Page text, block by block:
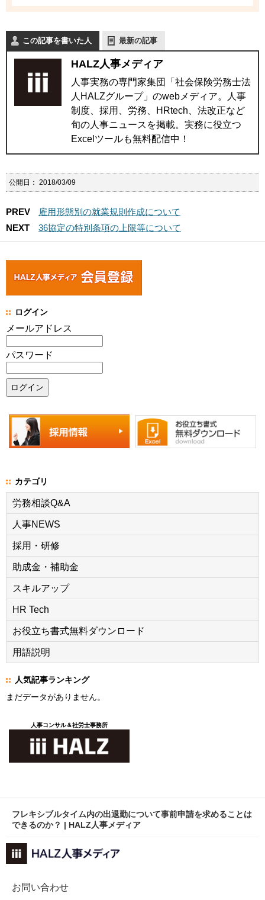
この記事を書いた人 最新の記事
HALZ人事メディア
人事実務の専門家集団「社会保険労務士法
人HALZグループ」のwebメディア。人事
制度、採用、労務、HRtech、法改正など
旬の人事ニュースを掲載。実務に役立つ
Excelツールも無料配信中！
公開日： 2018/03/09
PREV
雇用形態別の就業規則作成について
NEXT
36協定の特別条項の上限等について
ログイン
メールアドレス
パスワード
カテゴリ
労務相談Q&A
人事NEWS
採用・研修
助成金・補助金
スキルアップ
HR Tech
お役立ち書式無料ダウンロード
用語説明
人気記事ランキング
まだデータがありません。
人事コンサル＆社労士事務所
フレキシブルタイム内の出退勤について事前申請を求めることは
できるのか？ | HALZ人事メディア
お問い合わせ